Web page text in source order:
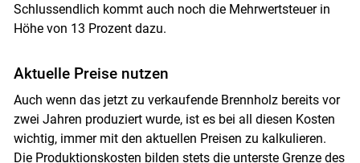
Schlussendlich kommt auch noch die Mehrwertsteuer in
Höhe von 13 Prozent dazu.
Aktuelle Preise nutzen
Auch wenn das jetzt zu verkaufende Brennholz bereits vor
zwei Jahren produziert wurde, ist es bei all diesen Kosten
wichtig, immer mit den aktuellen Preisen zu kalkulieren.
Die Produktionskosten bilden stets die unterste Grenze des